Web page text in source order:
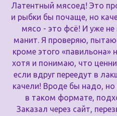
Латентный мясоед! Это
и рыбки бы почаще, но
мясо - это фсё! И уже
манит. Я проверяю,
кроме этого «павильона»
хотя и понимаю, что
если вдруг переедут в
качели! Вроде бы надо,
в таком формате,
Заказал через сайт,